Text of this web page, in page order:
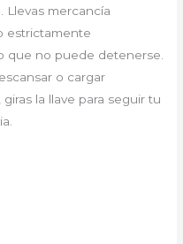
Llevas mercancía
estrictamente
que no puede detenerse.
o cargar
la llave para seguir tu